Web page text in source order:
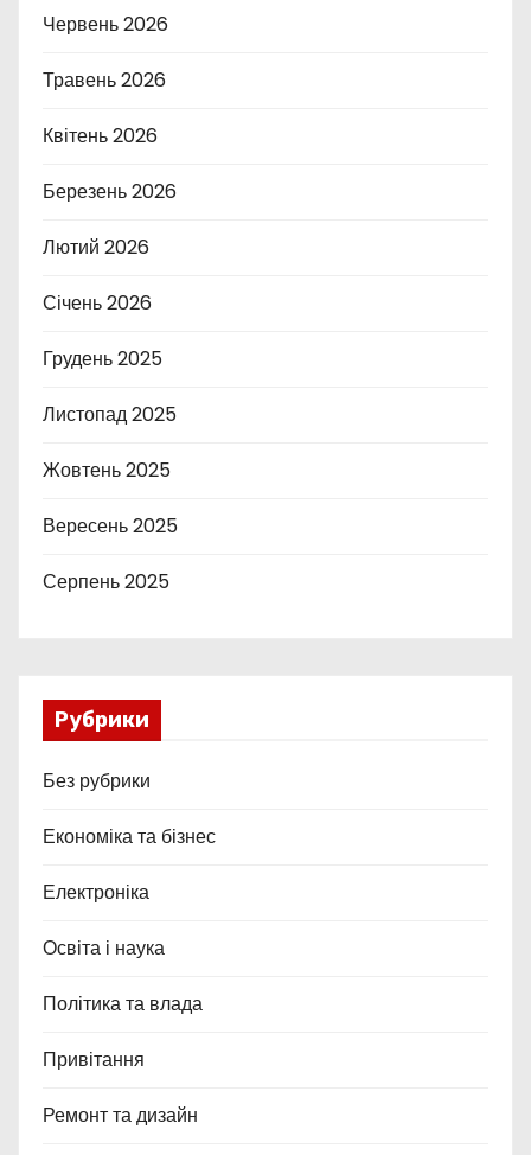
Червень 2026
Травень 2026
Квітень 2026
Березень 2026
Лютий 2026
Січень 2026
Грудень 2025
Листопад 2025
Жовтень 2025
Вересень 2025
Серпень 2025
Рубрики
Без рубрики
Економіка та бізнес
Електроніка
Освіта і наука
Політика та влада
Привітання
Ремонт та дизайн